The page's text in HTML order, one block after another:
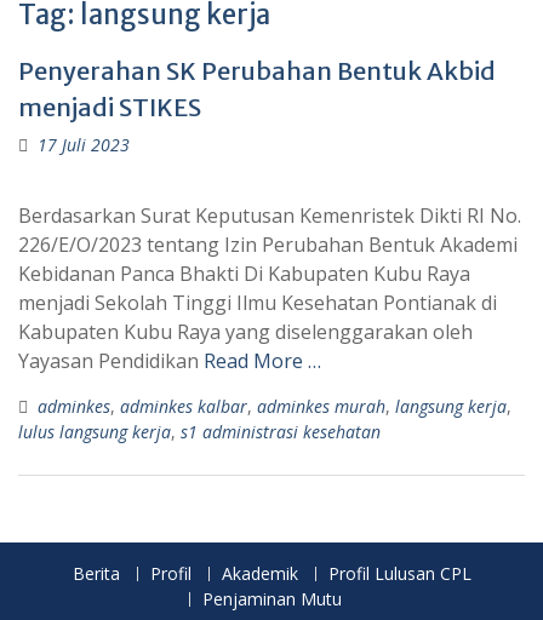
Tag: langsung kerja
Penyerahan SK Perubahan Bentuk Akbid
menjadi STIKES
17 Juli 2023
Berdasarkan Surat Keputusan Kemenristek Dikti RI No.
226/E/O/2023 tentang Izin Perubahan Bentuk Akademi
Kebidanan Panca Bhakti Di Kabupaten Kubu Raya
menjadi Sekolah Tinggi Ilmu Kesehatan Pontianak di
Kabupaten Kubu Raya yang diselenggarakan oleh
Yayasan Pendidikan Read More …
adminkes, adminkes kalbar, adminkes murah, langsung kerja,
lulus langsung kerja, s1 administrasi kesehatan
Berita Profil Akademik
Profil Lulusan CPL
Penjaminan Mutu